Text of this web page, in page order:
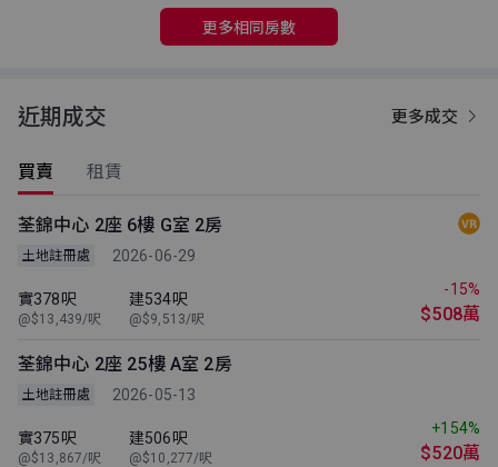
更多相同房數
近期成交 更多成交
買賣 租賃
荃錦中心 2座 6樓 G室 2房
土地註冊處 2026-06-29
實378呎
@$13,439/呎
建534呎
@$9,513/呎
-15%
$508萬
荃錦中心 2座 25樓 A室 2房
土地註冊處 2026-05-13
實375呎
@$13,867/呎
建506呎
@$10,277/呎
+154%
$520萬